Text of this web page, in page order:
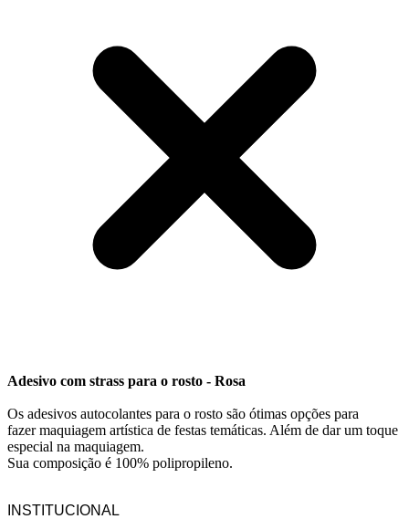
Adesivo com strass para o rosto - Rosa
Os adesivos autocolantes para o rosto são ótimas opções para
fazer maquiagem artística de festas temáticas. Além de dar um toque
especial na maquiagem.
Sua composição é 100% polipropileno.
INSTITUCIONAL